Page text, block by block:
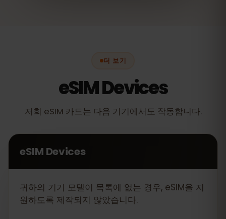
더 보기
eSIM Devices
저희 eSIM 카드는 다음 기기에서도 작동합니다.
eSIM Devices
귀하의 기기 모델이 목록에 없는 경우, eSIM을 지
원하도록 제작되지 않았습니다.